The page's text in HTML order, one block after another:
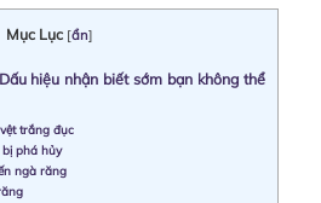
Mục Lục [ẩn]
hiệu nhận biết sớm bạn không thể
trắng đục
bị phá hủy
ngà răng